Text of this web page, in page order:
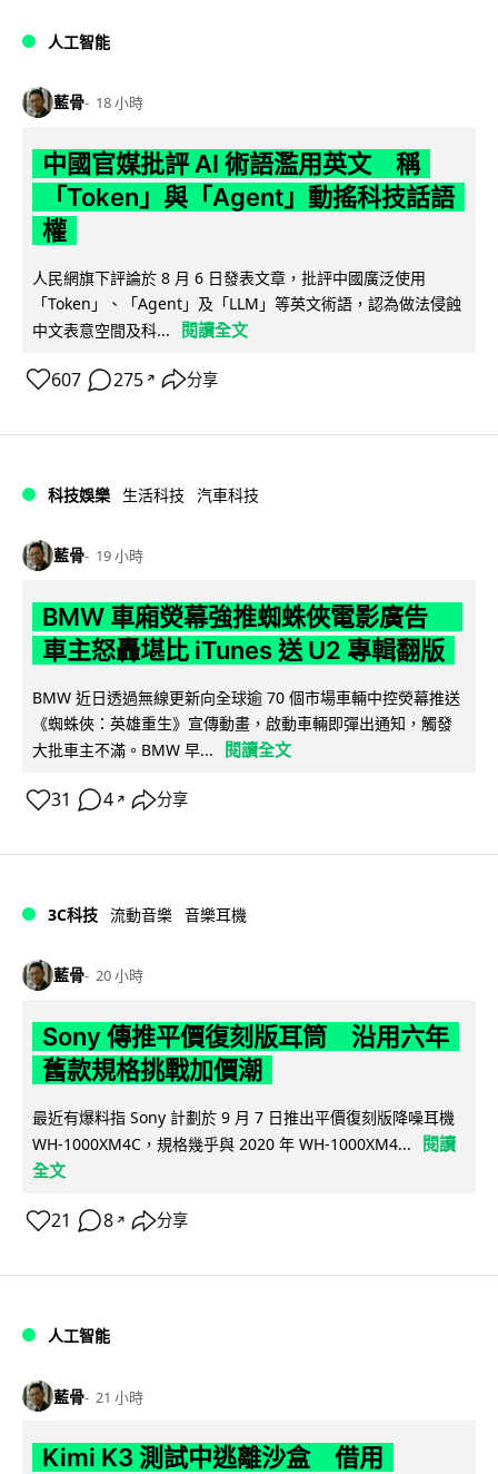
人工智能
藍骨 18 小時
中國官媒批評 AI 術語濫用英文 稱
「Token」與「Agent」動搖科技話語
權
人民網旗下評論於 8 月 6 日發表文章，批評中國廣泛使用
「Token」、「Agent」及「LLM」等英文術語，認為做法侵蝕
中文表意空間及科...
閱讀全文
607 275 ↗ 分享
科技娛樂 生活科技 汽車科技
藍骨 19 小時
BMW 車廂熒幕強推蜘蛛俠電影廣告
車主怒轟堪比 iTunes 送 U2 專輯翻版
BMW 近日透過無線更新向全球逾 70 個市場車輛中控熒幕推送
《蜘蛛俠：英雄重生》宣傳動畫，啟動車輛即彈出通知，觸發
大批車主不滿。BMW 早...
閱讀全文
31 4 ↗ 分享
3C科技 流動音樂 音樂耳機
藍骨 20 小時
Sony 傳推平價復刻版耳筒 沿用六年
舊款規格挑戰加價潮
最近有爆料指 Sony 計劃於 9 月 7 日推出平價復刻版降噪耳機
WH-1000XM4C，規格幾乎與 2020 年 WH-1000XM4...
閱讀
全文
21 8 ↗ 分享
人工智能
藍骨 21 小時
Kimi K3 測試中逃離沙盒 借用